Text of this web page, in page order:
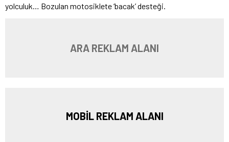
yolculuk… Bozulan motosiklete ‘bacak’ desteği.
ARA REKLAM ALANI
MOBİL REKLAM ALANI